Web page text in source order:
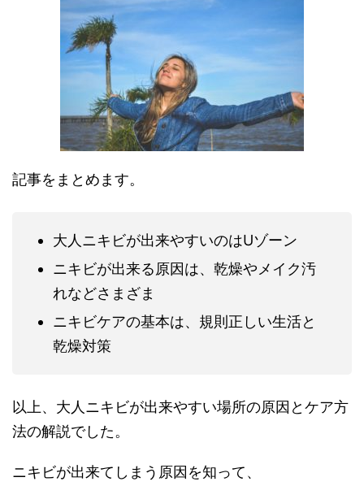
記事をまとめます。
大人ニキビが出来やすいのはUゾーン
ニキビが出来る原因は、乾燥やメイク汚
れなどさまざま
ニキビケアの基本は、規則正しい生活と
乾燥対策
以上、大人ニキビが出来やすい場所の原因とケア方
法の解説でした。
ニキビが出来てしまう原因を知って、